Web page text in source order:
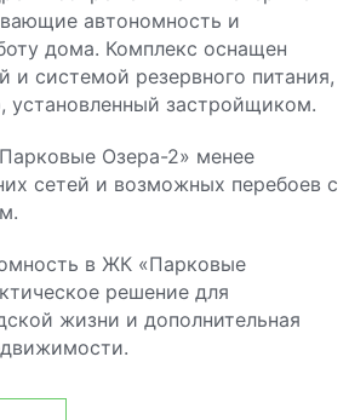
автономность и
дома. Комплекс оснащен
и системой резервного питания,
установленный застройщиком.
Озера-2» менее
сетей и возможных перебоев с
в ЖК «Парковые
решение для
жизни и дополнительная